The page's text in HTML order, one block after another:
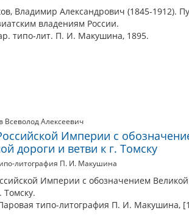
Владимир Александрович (1845-1912).
владениям России.
типо-лит. П. И. Макушина, 1895.
Всеволод Алексеевич
Империи с
дороги и ветви к г. Томску
литография П. И. Макушина
Империи с обозначением
Томску.
типо-литография П. И. Макушина,